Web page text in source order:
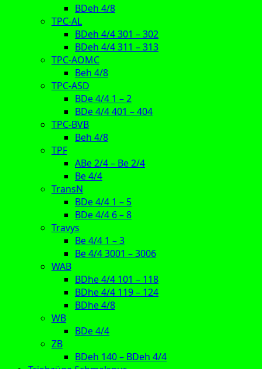
BDeh 4/8
TPC-AL
BDeh 4/4 301 – 302
BDeh 4/4 311 – 313
TPC-AOMC
Beh 4/8
TPC-ASD
BDe 4/4 1 – 2
BDe 4/4 401 – 404
TPC-BVB
Beh 4/8
TPF
ABe 2/4 – Be 2/4
Be 4/4
TransN
BDe 4/4 1 – 5
BDe 4/4 6 – 8
Travys
Be 4/4 1 – 3
Be 4/4 3001 – 3006
WAB
BDhe 4/4 101 – 118
BDhe 4/4 119 – 124
BDhe 4/8
WB
BDe 4/4
ZB
BDeh 140 – BDeh 4/4